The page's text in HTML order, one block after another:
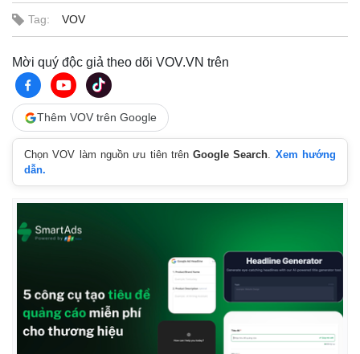
Tag: VOV
Mời quý độc giả theo dõi VOV.VN trên
Thêm VOV trên Google
Chọn VOV làm nguồn ưu tiên trênGoogle Search. Xem hướng
dẫn.